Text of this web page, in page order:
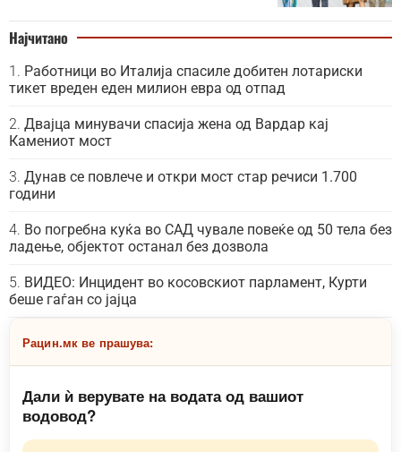
Најчитано
Работници во Италија спасиле добитен лотариски
тикет вреден еден милион евра од отпад
Двајца минувачи спасија жена од Вардар кај
Камениот мост
Дунав се повлече и откри мост стар речиси 1.700
години
Во погребна куќа во САД чувале повеќе од 50 тела без
ладење, објектот останал без дозвола
ВИДЕО: Инцидент во косовскиот парламент, Курти
беше гаѓан со јајца
Рацин.мк ве прашува:
Дали ѝ верувате на водата од вашиот
водовод?